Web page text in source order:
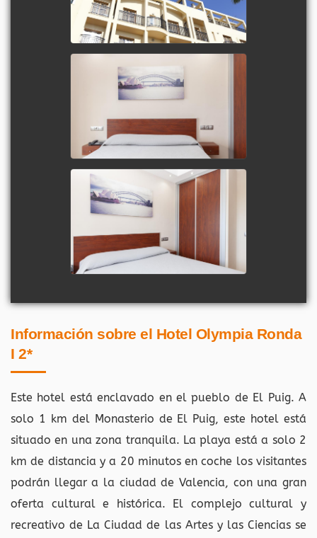
Información sobre el Hotel Olympia Ronda
I 2*
Este hotel está enclavado en el pueblo de El Puig. A
solo 1 km del Monasterio de El Puig, este hotel está
situado en una zona tranquila. La playa está a solo 2
km de distancia y a 20 minutos en coche los visitantes
podrán llegar a la ciudad de Valencia, con una gran
oferta cultural e histórica. El complejo cultural y
recreativo de La Ciudad de las Artes y las Ciencias se